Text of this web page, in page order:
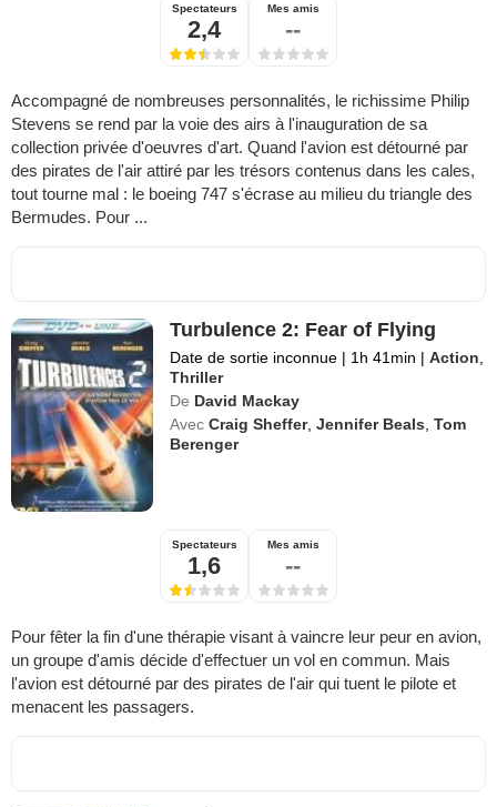
Spectateurs
2,4
Mes amis
--
Accompagné de nombreuses personnalités, le richissime Philip
Stevens se rend par la voie des airs à l'inauguration de sa
collection privée d'oeuvres d'art. Quand l'avion est détourné par
des pirates de l'air attiré par les trésors contenus dans les cales,
tout tourne mal : le boeing 747 s'écrase au milieu du triangle des
Bermudes. Pour ...
Turbulence 2: Fear of Flying
Date de sortie inconnue | 1h 41min | Action
Thriller
De David Mackay
Avec Craig Sheffer,Jennifer Beals ,Tom
Berenger
Spectateurs
1,6
Mes amis
--
Pour fêter la fin d'une thérapie visant à vaincre leur peur en avion,
un groupe d'amis décide d'effectuer un vol en commun. Mais
l'avion est détourné par des pirates de l'air qui tuent le pilote et
menacent les passagers.